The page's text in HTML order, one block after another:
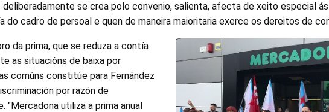
deliberadamente se crea polo convenio, salienta, afecta de xeito especial
do cadro de persoal e quen de maneira maioritaria exerce os dereitos de
da prima, que se reduza a contía
as situacións de baixa por
comúns constitúe para Fernández
por razón de
"Mercadona utiliza a prima anual